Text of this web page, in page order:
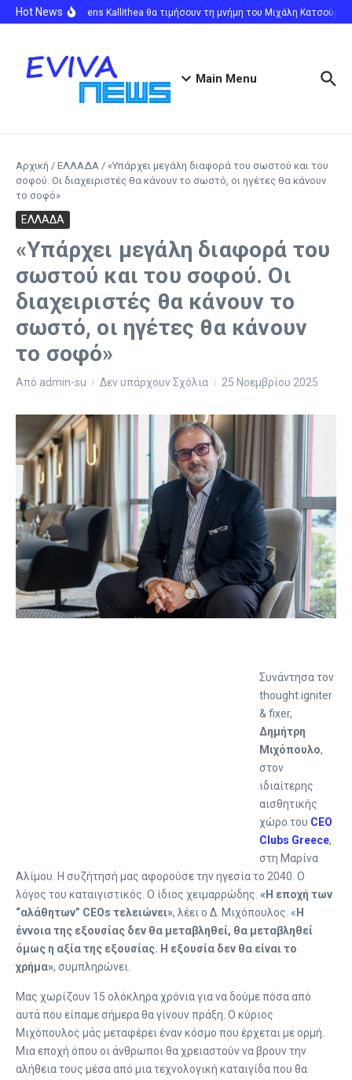
Μετάβαση στο περιεχόμενο
Hot News
ΑΕΚ και Athens Kallithea θα τιμήσουν τη μνήμη του Μιχάλη Κατσούρη στο
Main Menu
Αρχική / ΕΛΛΑΔΑ / «Υπάρχει μεγάλη διαφορά του σωστού και του
σοφού. Οι διαχειριστές θα κάνουν το σωστό, οι ηγέτες θα κάνουν
το σοφό»
ΕΛΛΑΔΑ
«Υπάρχει μεγάλη διαφορά του
σωστού και του σοφού. Οι
διαχειριστές θα κάνουν το
σωστό, οι ηγέτες θα κάνουν
το σοφό»
Από admin-su Δεν υπάρχουν Σχόλια 25 Νοεμβρίου 2025
Συνάντησα τον
thought igniter
& fixer,
Δημήτρη
Μιχόπουλο,
στον
ιδιαίτερης
αισθητικής
χώρο του CEO
Clubs Greece,
στη Μαρίνα
Αλίμου. Η συζήτησή μας αφορούσε την ηγεσία το 2040. Ο
λόγος του καταιγιστικός. Ο ίδιος χειμαρρώδης. «Η εποχή των
“αλάθητων” CEOs τελειώνει», λέει ο Δ. Μιχόπουλος. « Η
έννοια της εξουσίας δεν θα μεταβληθεί, θα μεταβληθεί
όμως η αξία της εξουσίας. Η εξουσία δεν θα είναι το
χρήμα», συμπληρώνει.
Μας χωρίζουν 15 ολόκληρα χρόνια για να δούμε πόσα από
αυτά που είπαμε σήμερα θα γίνουν πράξη. Ο κύριος
Μιχόπουλος μάς μεταφέρει έναν κόσμο που έρχεται με ορμή.
Μια εποχή όπου οι άνθρωποι θα χρειαστούν να βρουν την
αλήθεια τους μέσα από μια τεχνολογική καταιγίδα που θα